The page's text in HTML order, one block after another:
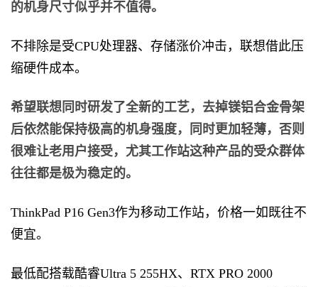
的机身尺寸似乎并不值得。
不排除是受CPU处理器、存储涨价冲击，联想借此压
缩硬件成本。
希望联想同时研发了全新的工艺，去掉镁铝合金骨架
后依然能保持极高的机身强度，同时更加轻薄，否则
很难让老用户接受，尤其工作站这种产品的受众群体
往往都是极为稳定的。
ThinkPad P16 Gen3作为移动工作站，价格一如既往不
便宜。
最低配搭载酷睿Ultra 5 255HX、RTX PRO 2000